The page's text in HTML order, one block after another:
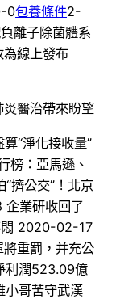
0包養條件2-
離子除菌體系
線上發布
醫治帶來盼望
“淨化接收量”
：亞馬遜、
擠公交”！北京
業研收回了
悶 2020-02-17
重罰，并充公
利潤523.09億
哥苦守武漢